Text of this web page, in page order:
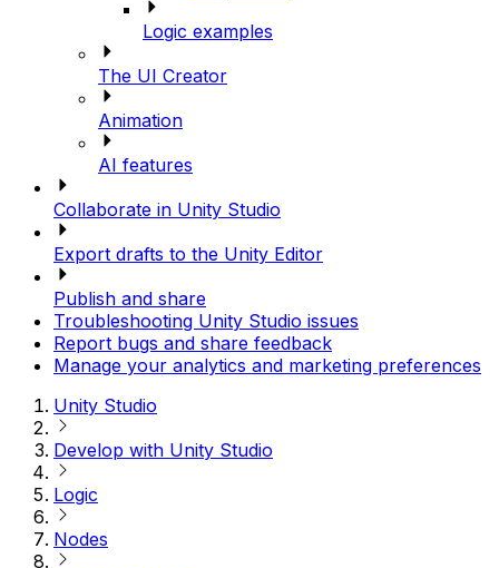
Logic examples
The UI Creator
Animation
AI features
Collaborate in Unity Studio
Export drafts to the Unity Editor
Publish and share
Troubleshooting Unity Studio issues
Report bugs and share feedback
Manage your analytics and marketing preferences
Unity Studio
Develop with Unity Studio
Logic
Nodes